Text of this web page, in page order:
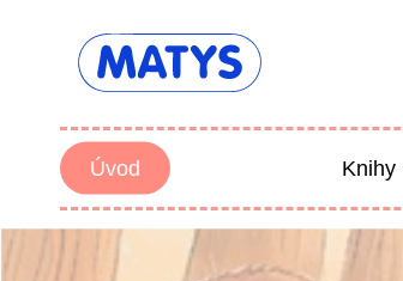
Úvod Knihy